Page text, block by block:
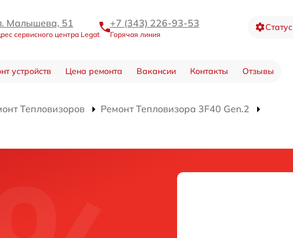
Малышева, 51
сервисного центра Legat
+7 (343) 226-93-53
Горячая линия
устройств Цена ремонта Вакансии Контакты Отзывы
Тепловизоров
Ремонт Тепловизора 3F40 Gen.2